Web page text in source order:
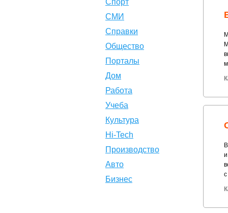
Спорт
СМИ
Справки
Общество
Порталы
Дом
Работа
Учеба
Культура
Hi-Tech
Производство
Авто
Бизнес